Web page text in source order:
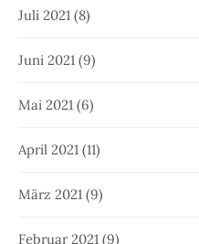
Juli 2021 (8)
Juni 2021 (9)
Mai 2021 (6)
April 2021 (11)
März 2021 (9)
Februar 2021 (9)